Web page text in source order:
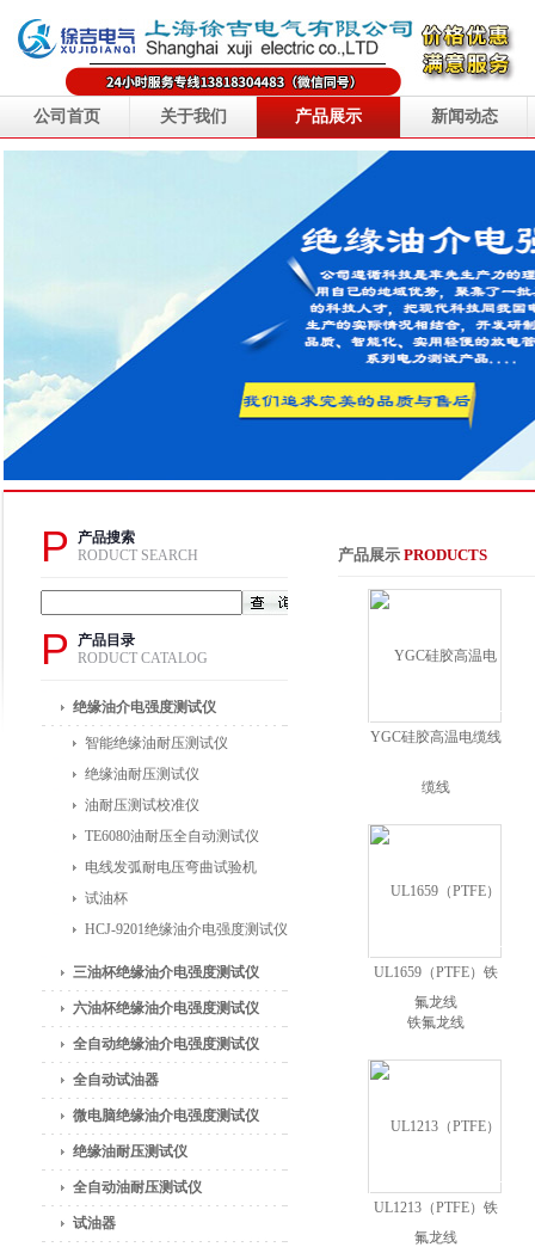
公司首页 关于我们 产品展示 新闻动态
P
产品搜索
RODUCT SEARCH
P
产品目录
RODUCT CATALOG
绝缘油介电强度测试仪
智能绝缘油耐压测试仪
绝缘油耐压测试仪
油耐压测试校准仪
TE6080油耐压全自动测试仪
电线发弧耐电压弯曲试验机
试油杯
HCJ-9201绝缘油介电强度测试仪
三油杯绝缘油介电强度测试仪
六油杯绝缘油介电强度测试仪
全自动绝缘油介电强度测试仪
全自动试油器
微电脑绝缘油介电强度测试仪
绝缘油耐压测试仪
全自动油耐压测试仪
试油器
产品展示 PRODUCTS
YGC硅胶高温电缆线
UL1659（PTFE）铁
氟龙线
UL1213（PTFE）铁
氟龙线